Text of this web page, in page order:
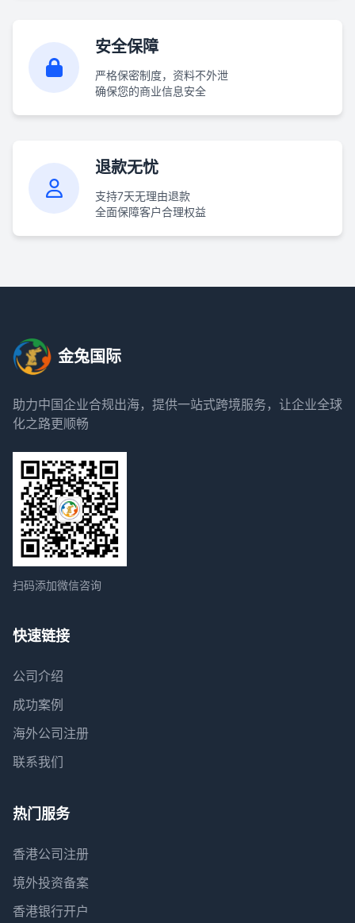
安全保障
严格保密制度，资料不外泄
确保您的商业信息安全
退款无忧
支持7天无理由退款
全面保障客户合理权益
金兔国际
助力中国企业合规出海，提供一站式跨境服务，让企业全球
化之路更顺畅
扫码添加微信咨询
快速链接
公司介绍
成功案例
海外公司注册
联系我们
热门服务
香港公司注册
境外投资备案
香港银行开户